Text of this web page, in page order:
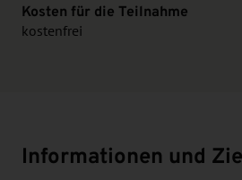
Kosten für die Teilnahme
kostenfrei
Informationen und